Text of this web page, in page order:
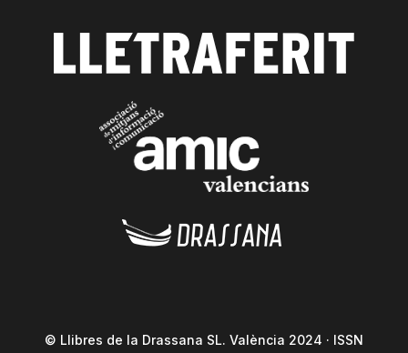
© Llibres de la Drassana SL. València 2024 · ISSN